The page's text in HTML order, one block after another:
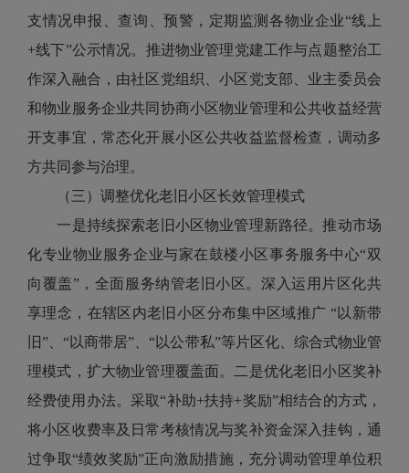
支情况申报、查询、预警，定期监测各物业企业“线上
+线下”公示情况。推进物业管理党建工作与点题整治工
作深入融合，由社区党组织、小区党支部、业主委员会
和物业服务企业共同协商小区物业管理和公共收益经营
开支事宜，常态化开展小区公共收益监督检查，调动多
方共同参与治理。
（三）调整优化老旧小区长效管理模式
一是持续探索老旧小区物业管理新路径。推动市场
化专业物业服务企业与家在鼓楼小区事务服务中心“双
向覆盖”，全面服务纳管老旧小区。深入运用片区化共
享理念，在辖区内老旧小区分布集中区域推广 “以新带
旧”、“以商带居”、“以公带私”等片区化、综合式物业管
理模式，扩大物业管理覆盖面。二是优化老旧小区奖补
经费使用办法。采取“补助+扶持+奖励”相结合的方式，
将小区收费率及日常考核情况与奖补资金深入挂钩，通
过争取“绩效奖励”正向激励措施，充分调动管理单位积